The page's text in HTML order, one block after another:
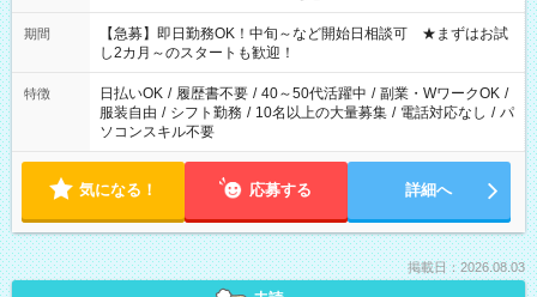
期間
【急募】即日勤務OK！中旬～など開始日相談可 ★まずはお試
し2カ月～のスタートも歓迎！
特徴 日払いOK / 履歴書不要 / 40～50代活躍中 / 副業・WワークOK /
服装自由 / シフト勤務 / 10名以上の大量募集 / 電話対応なし / パ
ソコンスキル不要
気になる！ 応募する 詳細へ
掲載日：2026.08.03